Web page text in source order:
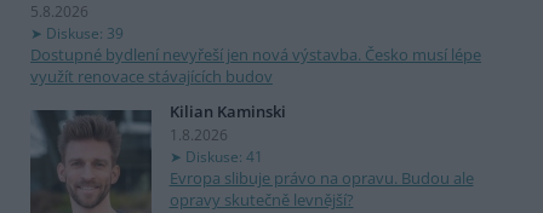
5.8.2026
Diskuse: 39
Dostupné bydlení nevyřeší jen nová výstavba. Česko musí lépe
využít renovace stávajících budov
Kilian Kaminski
1.8.2026
Diskuse: 41
Evropa slibuje právo na opravu. Budou ale
opravy skutečně levnější?